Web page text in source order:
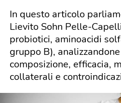
In questo articolo
Lievito Sohn Pelle-
probiotici, aminoacidi
gruppo B),
composizione, efficacia,
collaterali e